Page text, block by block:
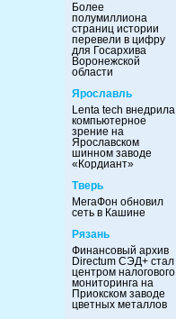
Более
полумиллиона
страниц истории
перевели в цифру
для Госархива
Воронежской
области
Ярославль
Lenta tech внедрила
компьютерное
зрение на
Ярославском
шинном заводе
«Кордиант»
Тверь
МегаФон обновил
сеть в Кашине
Рязань
Финансовый архив
Directum СЭД+ стал
центром налогового
мониторинга на
Приокском заводе
цветных металлов